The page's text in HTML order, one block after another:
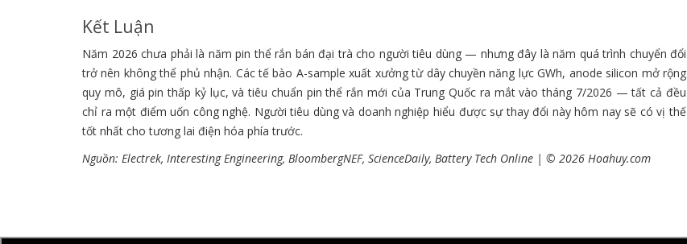
Kết Luận
Năm 2026 chưa phải là năm pin thể rắn bán đại trà cho người tiêu dùng — nhưng đây là năm quá trình chuyển đổi
trở nên không thể phủ nhận. Các tế bào A-sample xuất xưởng từ dây chuyền năng lực GWh, anode silicon mở rộng
quy mô, giá pin thấp kỷ lục, và tiêu chuẩn pin thể rắn mới của Trung Quốc ra mắt vào tháng 7/2026 — tất cả đều
chỉ ra một điểm uốn công nghệ. Người tiêu dùng và doanh nghiệp hiểu được sự thay đổi này hôm nay sẽ có vị thế
tốt nhất cho tương lai điện hóa phía trước.
Nguồn: Electrek, Interesting Engineering, BloombergNEF, ScienceDaily, Battery Tech Online | © 2026 Hoahuy.com